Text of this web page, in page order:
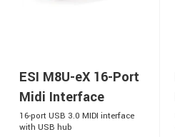
ESI M8U-eX 16-Port
Midi Interface
16-port USB 3.0 MIDI interface
with USB hub